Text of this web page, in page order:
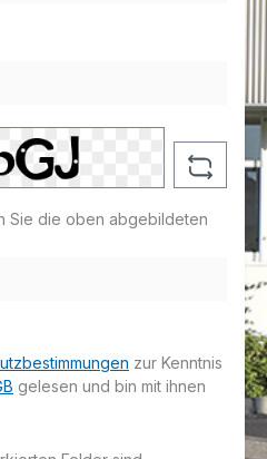
Sie die oben abgebildeten
zur Kenntnis
gelesen und bin mit ihnen